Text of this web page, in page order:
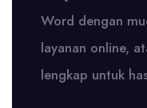
Word dengan
layanan online,
lengkap untuk